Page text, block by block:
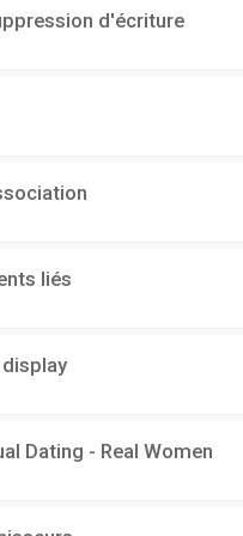
d'écriture
liés
Dating - Real Women